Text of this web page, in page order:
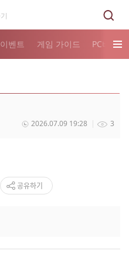
이벤트 게임 가이드 PC버전
3
2026.07.09 19:28
공유하기